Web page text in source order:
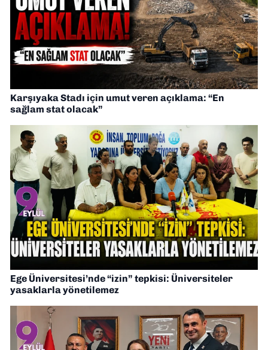
Karşıyaka Stadı için umut veren açıklama: “En
sağlam stat olacak”
Ege Üniversitesi’nde “izin” tepkisi: Üniversiteler
yasaklarla yönetilemez